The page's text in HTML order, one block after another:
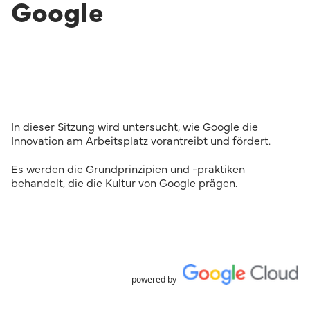
Google
In dieser Sitzung wird untersucht, wie Google die
Innovation am Arbeitsplatz vorantreibt und fördert.
Es werden die Grundprinzipien und -praktiken
behandelt, die die Kultur von Google prägen.
powered by